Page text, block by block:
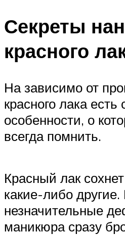
Секреты
красного
На зависимо от
красного лака есть
особенности, о
всегда помнить.
Красный лак
какие-либо
незначительные
маникюра сразу